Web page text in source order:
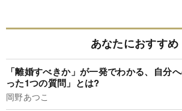
あなたにおすすめ
「離婚すべきか」が一発でわかる、自分
った1つの質問」とは?
岡野あつこ